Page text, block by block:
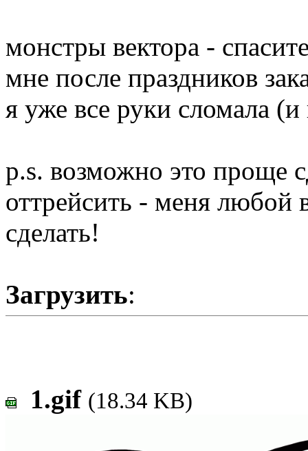
монстры вектора -
мне после праздников
я уже все руки сломала (и
p.s. возможно это проще
оттрейсить - меня любой
сделать!
Загрузить:
1.gif (18.34 KB)